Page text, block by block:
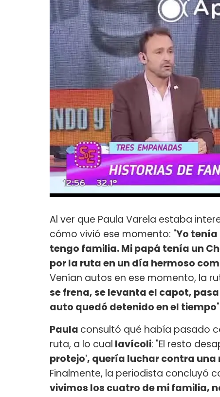
Al ver que Paula Varela estaba
cómo vivió ese momento: "Yo tenía
tengo familia. Mi papá tenía un
por la ruta en un día hermoso
Venían autos en ese momento, la
se frena, se levanta el capot,
auto quedó detenido en el tiempo
Paula consultó qué había pasado
ruta, a lo cual Iavícoli: "El resto
protejo', quería luchar contra una
Finalmente, la periodista concluyó
vivimos los cuatro de mi familia,